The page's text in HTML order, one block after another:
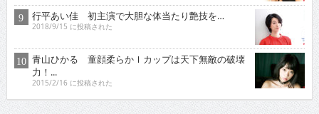
行平あい佳 初主演で大胆な体当たり艶技を…
2018/9/15 に投稿された
青山ひかる 童顔柔らかＩカップは天下無敵の破壊
力！...
2015/2/16 に投稿された